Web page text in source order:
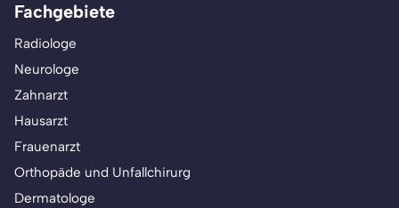
Fachgebiete
Radiologe
Neurologe
Zahnarzt
Hausarzt
Frauenarzt
Orthopäde und Unfallchirurg
Dermatologe